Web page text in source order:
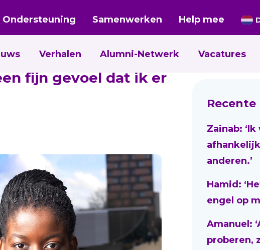
Verhalen Alumni-Netwerk Vacatures
Ondersteuning Samenwerken Help mee
fijn gevoel dat ik er
Zainab:
anderen.’
Hamid:
engel op
Amanuel:
proberen,